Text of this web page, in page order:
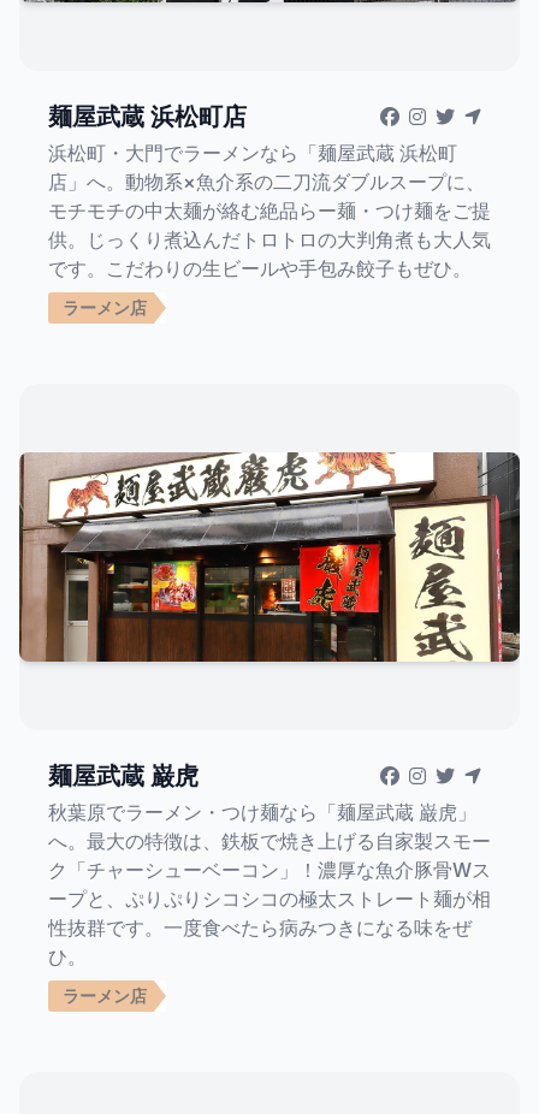
麺屋武蔵 浜松町店
浜松町・大門でラーメンなら「麺屋武蔵 浜松町
店」へ。動物系×魚介系の二刀流ダブルスープに、
モチモチの中太麺が絡む絶品らー麺・つけ麺をご提
供。じっくり煮込んだトロトロの大判角煮も大人気
です。こだわりの生ビールや手包み餃子もぜひ。
ラーメン店
麺屋武蔵 巌虎
秋葉原でラーメン・つけ麺なら「麺屋武蔵 巌虎」
へ。最大の特徴は、鉄板で焼き上げる自家製スモー
ク「チャーシューベーコン」！濃厚な魚介豚骨Wス
ープと、ぷりぷりシコシコの極太ストレート麺が相
性抜群です。一度食べたら病みつきになる味をぜ
ひ。
ラーメン店